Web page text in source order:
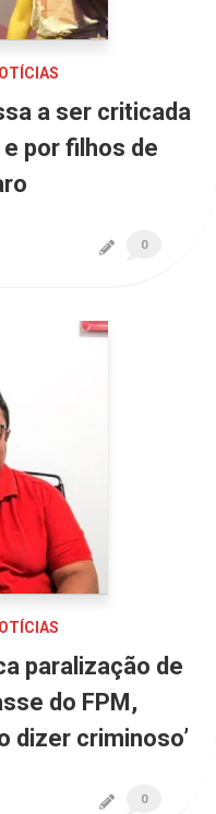
a ser criticada
por filhos de
0
paralização de
do FPM,
dizer criminoso’
0